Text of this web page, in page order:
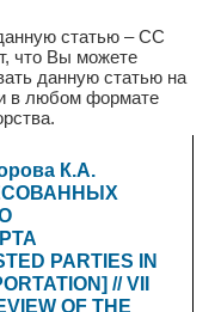
статью – CC
что Вы можете
данную статью на
в любом формате
К.А.
PARTIES IN
// VII
OF THE